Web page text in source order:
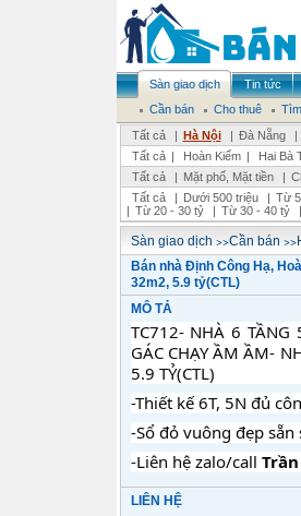
Sàn giao dịch Tin tức
Cần bán
Cho thuê
Tất cả
| Hà Nội | Đà Nẵng |
Tất cả | Hoàn Kiếm | Hai Bà
Tất cả
| Mặt phố, Mặt tiền |
Tất cả
| Dưới 500 triệu | Từ
| Từ 20 - 30 tỷ | Từ 30 - 40 tỷ |
Sàn giao dịch >>Cần bán >>
Bán nhà Định Công Hạ,
32m2, 5.9 tỷ(CTL)
MÔ TẢ
TC712- NHÀ 6
GÁC CHẠY ẦM ẦM-
5.9 TỶ(CTL)
-Thiết kế 6T, 5N đủ
-Sổ đỏ vuông đẹp sẵn
-Liên hệ zalo/call
LIÊN HỆ